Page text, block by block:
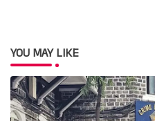
YOU MAY LIKE